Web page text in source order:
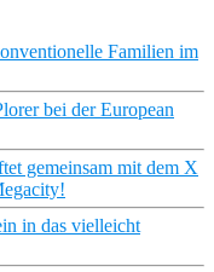
Familien im
bei der European
gemeinsam mit dem X
in das vielleicht